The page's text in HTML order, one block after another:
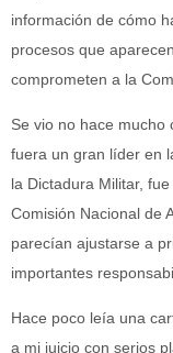
información de cómo
procesos que
comprometen a la
Se vio no hace mucho
fuera un gran líder en
la Dictadura Militar,
Comisión Nacional de
parecían ajustarse a
importantes
Hace poco leía una
a mi juicio con serios